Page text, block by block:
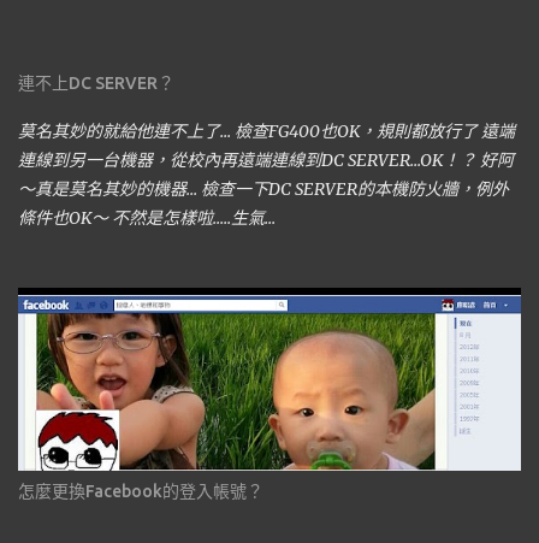
連不上DC SERVER？
莫名其妙的就給他連不上了... 檢查FG400也OK，規則都放行了 遠端
連線到另一台機器，從校內再遠端連線到DC SERVER...OK！？ 好阿
～真是莫名其妙的機器... 檢查一下DC SERVER的本機防火牆，例外
條件也OK～ 不然是怎樣啦.....生氣...
怎麼更換Facebook的登入帳號？